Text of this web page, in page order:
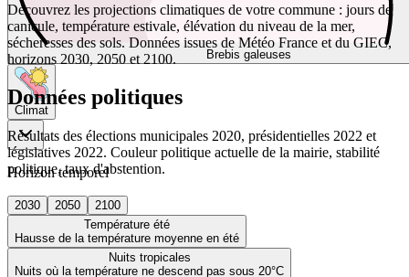
Brebis galeuses
Climat
Horizon temporel
2030 2050
2100
Température été
Hausse de la température moyenne en été
Nuits tropicales
Nuits où la température ne descend pas sous 20°C
Découvrez les projections climatiques de votre commune : jours de
canicule, température estivale, élévation du niveau de la mer,
sécheresses des sols. Données issues de Météo France et du GIEC,
horizons 2030, 2050 et 2100.
Données politiques
Résultats des élections municipales 2020, présidentielles 2022 et
législatives 2022. Couleur politique actuelle de la mairie, stabilité
politique, taux d'abstention.